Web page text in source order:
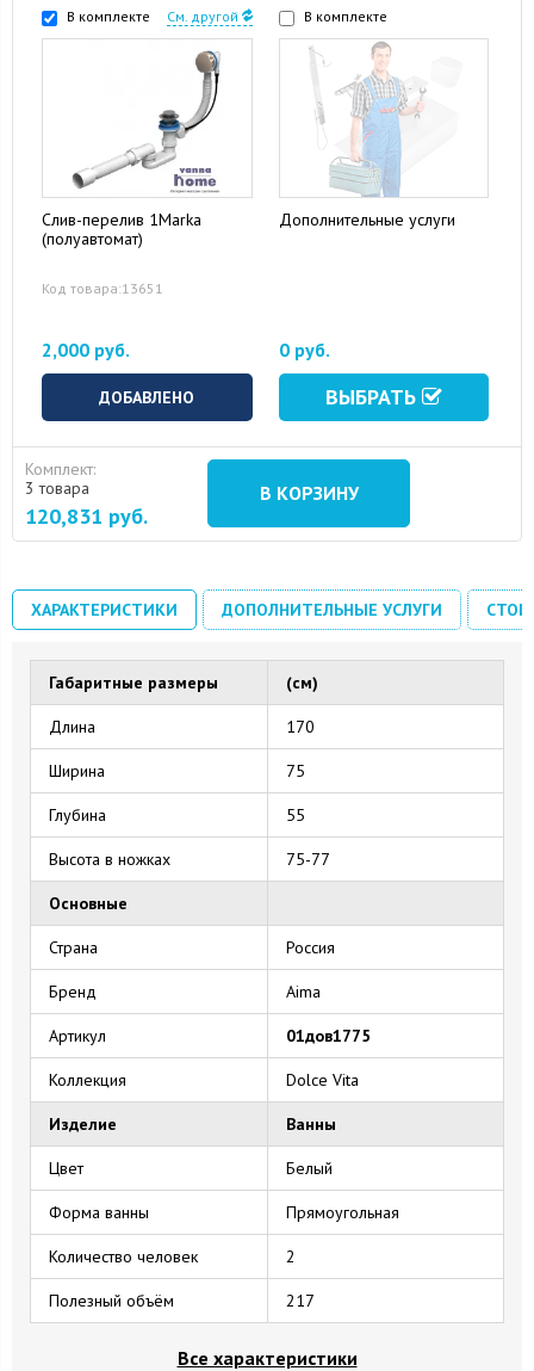
15 August 2024
В комплекте См. другой
Слив-перелив 1Marka
(полуавтомат)
Код товара:13651
2,000 руб.
ДОБАВЛЕНО
В комплекте
Дополнительные услуги
0 руб.
ВЫБРАТЬ
Комплект:
3 товара
120,831 руб.
В КОРЗИНУ
ХАРАКТЕРИСТИКИ ДОПОЛНИТЕЛЬНЫЕ УСЛУГИ
Габаритные размеры (см)
Длина 170
Ширина 75
Глубина 55
Высота в ножках 75-77
Основные
Страна Россия
Бренд Aima
Артикул 01дов1775
Коллекция Dolce Vita
Изделие Ванны
Цвет Белый
Форма ванны Прямоугольная
Количество человек 2
Полезный объём 217
Все характеристики